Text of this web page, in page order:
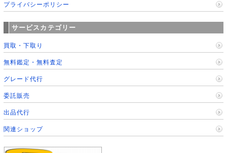
プライバシーポリシー
サービスカテゴリー
買取・下取り
無料鑑定・無料査定
グレード代行
委託販売
出品代行
関連ショップ